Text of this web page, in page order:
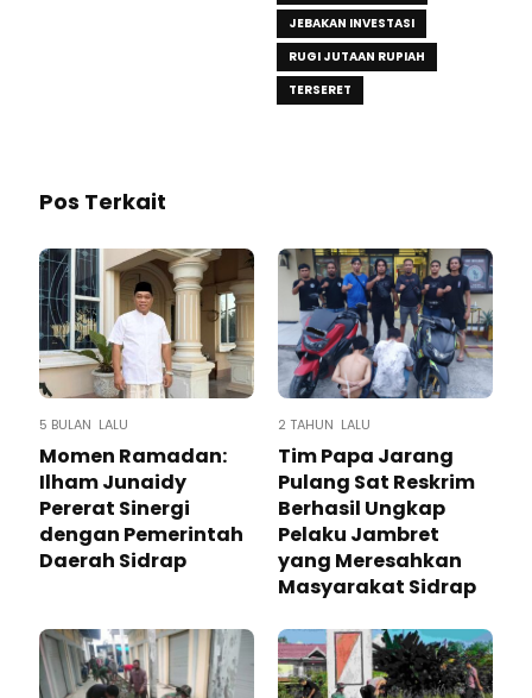
JEBAKAN INVESTASI
RUGI JUTAAN RUPIAH
TERSERET
Pos Terkait
5 BULAN LALU
Momen Ramadan:
Ilham Junaidy
Pererat Sinergi
dengan Pemerintah
Daerah Sidrap
2 TAHUN LALU
Tim Papa Jarang
Pulang Sat Reskrim
Berhasil Ungkap
Pelaku Jambret
yang Meresahkan
Masyarakat Sidrap